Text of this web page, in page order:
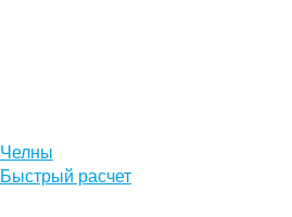
Челны
Быстрый расчет